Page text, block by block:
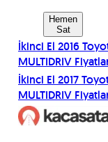
Hemen
Sat
İkinci El 2016
MULTIDRIV
İkinci El 2017
MULTIDRIV